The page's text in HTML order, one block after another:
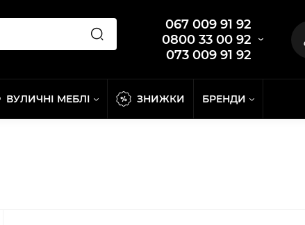
067 009 91 92
0800 33 00 92
073 009 91 92
ВУЛИЧНІ МЕБЛІ ЗНИЖКИ БРЕНДИ